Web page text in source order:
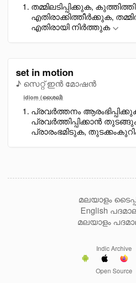
തമ്മിലടിപ്പിക്കുക,
എതിരാക്കിത്തീർക്കുക,
എതിരായി നിർത്തുക
set in motion
♪ സെറ്റ് ഇൻ മോഷൻ
idiom (ശൈലി)
പ്രവർത്തനം
പ്രവർത്തിപ്പിക്കാൻ
പ്രാരംഭമിടുക,
മലയാളം
English
മലയാളം
Indic Archive
Open Source